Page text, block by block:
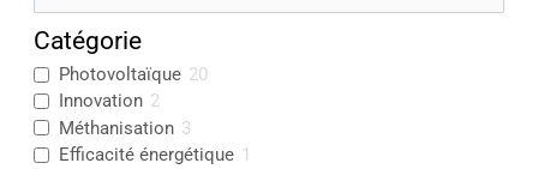
e
c
h
e
r
Catégorie
Photovoltaïque 20
Innovation 2
Méthanisation 3
Efficacité énergétique 1